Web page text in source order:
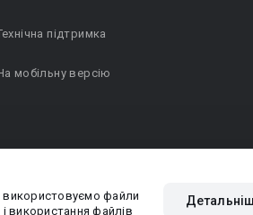
використовуємо файли
використання файлів
підтримка
мобільну версію
Privacy policy